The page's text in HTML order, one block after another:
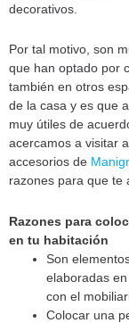
decorativos.
Por tal motivo, son
que han optado por
también en otros
de la casa y es que
muy útiles de
acercamos a visitar
accesorios de
razones para que te
Razones para
en tu habitación
Son
elaboradas
con el
Colocar una